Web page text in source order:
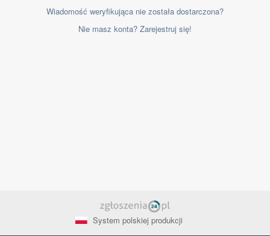
Wiadomość weryfikująca nie została dostarczona?
Nie masz konta? Zarejestruj się!
System polskiej produkcji